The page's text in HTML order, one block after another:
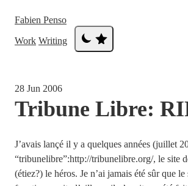
Fabien Penso
Work Writing
28 Jun 2006
Tribune Libre:
J’avais lançé il y a quelques années (juillet
“tribunelibre”:http://tribunelibre.org/, le site
(étiez?) le héros. Je n’ai jamais été sûr que le